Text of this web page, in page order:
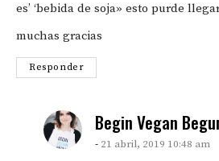
es’ ‘bebida de soja» esto purde
muchas gracias
Responder
Begin Vegan
21 abril, 2019 10:48 am